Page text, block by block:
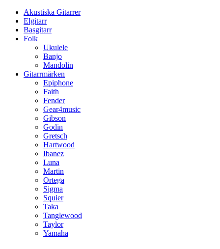
Akustiska Gitarrer
Elgitarr
Basgitarr
Folk
Ukulele
Banjo
Mandolin
Gitarrmärken
Epiphone
Faith
Fender
Gear4music
Gibson
Godin
Gretsch
Hartwood
Ibanez
Luna
Martin
Ortega
Sigma
Squier
Taka
Tanglewood
Taylor
Yamaha